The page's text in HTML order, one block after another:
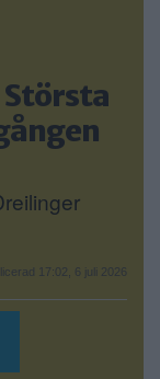
17:02, 6 juli 2026